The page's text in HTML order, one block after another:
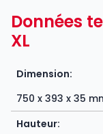
Données
XL
Dimension:
750 x 393 x 35
Hauteur: